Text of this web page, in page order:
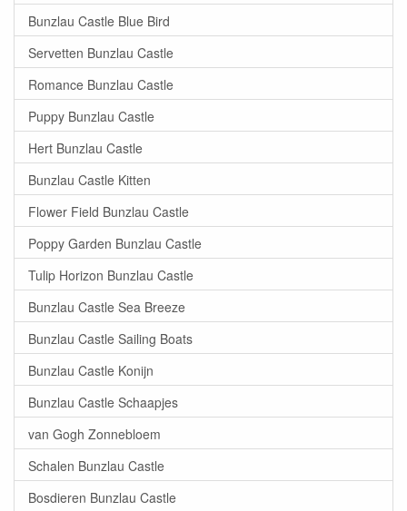
Bunzlau Castle Blue Bird
Servetten Bunzlau Castle
Romance Bunzlau Castle
Puppy Bunzlau Castle
Hert Bunzlau Castle
Bunzlau Castle Kitten
Flower Field Bunzlau Castle
Poppy Garden Bunzlau Castle
Tulip Horizon Bunzlau Castle
Bunzlau Castle Sea Breeze
Bunzlau Castle Sailing Boats
Bunzlau Castle Konijn
Bunzlau Castle Schaapjes
van Gogh Zonnebloem
Schalen Bunzlau Castle
Bosdieren Bunzlau Castle